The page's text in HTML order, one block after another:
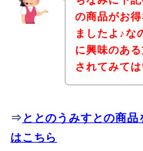
の商品がお
ましたよ♪な
に興味のあ
されてみて
⇒ ととのうみすとの商
はこちら